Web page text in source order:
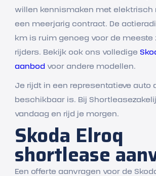
willen kennismaken met elektrisch
een meerjarig contract. De
km is ruim genoeg voor de meeste
rijders. Bekijk ook ons volledige
aanbod voor andere modellen.
Je rijdt in een representatieve auto
beschikbaar is. Bij
vandaag en rijd je morgen.
Skoda Elroq
shortlease
Een offerte aanvragen voor de